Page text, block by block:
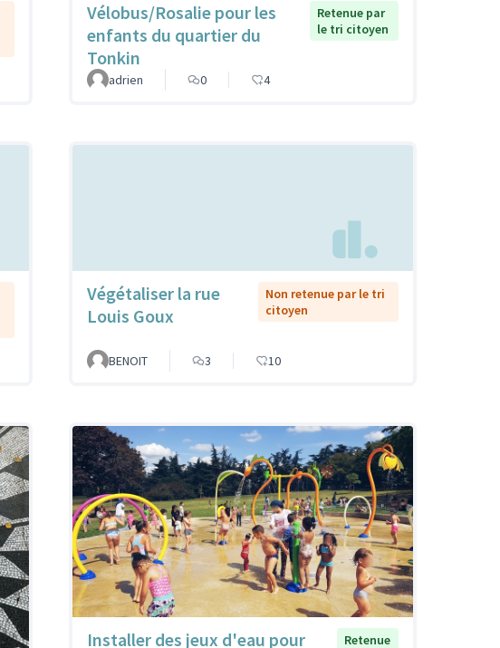
Vélobus/Rosalie pour les
enfants du quartier du
Tonkin
Retenue par
le tri citoyen
adrien 0 4
Végétaliser la rue
Louis Goux
Non retenue par le tri
citoyen
BENOIT 3 10
Installer des jeux d'eau pour Retenue